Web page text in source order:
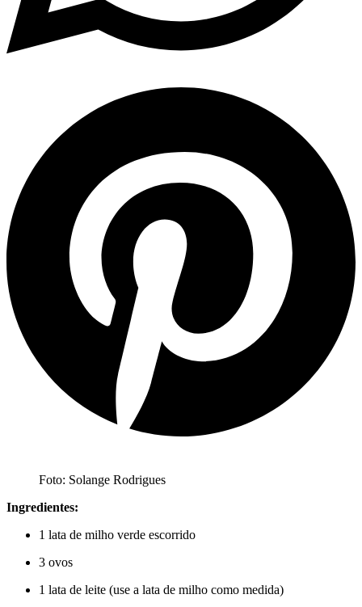
Foto: Solange Rodrigues
Ingredientes:
1 lata de milho verde escorrido
3 ovos
1 lata de leite (use a lata de milho como medida)